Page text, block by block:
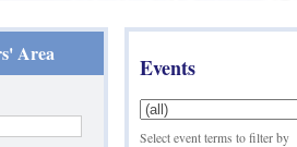
Area
Events
Select event terms to filter by